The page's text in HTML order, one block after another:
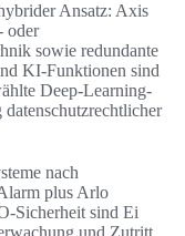
Ansatz: Axis
oder
sowie redundante
KI‑Funktionen sind
Deep‑Learning-
nach
plus Arlo
sind Ei